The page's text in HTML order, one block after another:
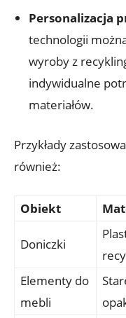
Personalizacja
technologii
wyroby z
indywidualne
materiałów.
Przykłady
również:
Obiekt
Doniczki
Elementy do
mebli